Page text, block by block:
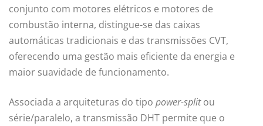
conjunto com motores elétricos e motores de
combustão interna, distingue-se das caixas
automáticas tradicionais e das transmissões CVT,
oferecendo uma gestão mais eficiente da energia e
maior suavidade de funcionamento.
Associada a arquiteturas do tipo power-splitou
série/paralelo, a transmissão DHT permite que o